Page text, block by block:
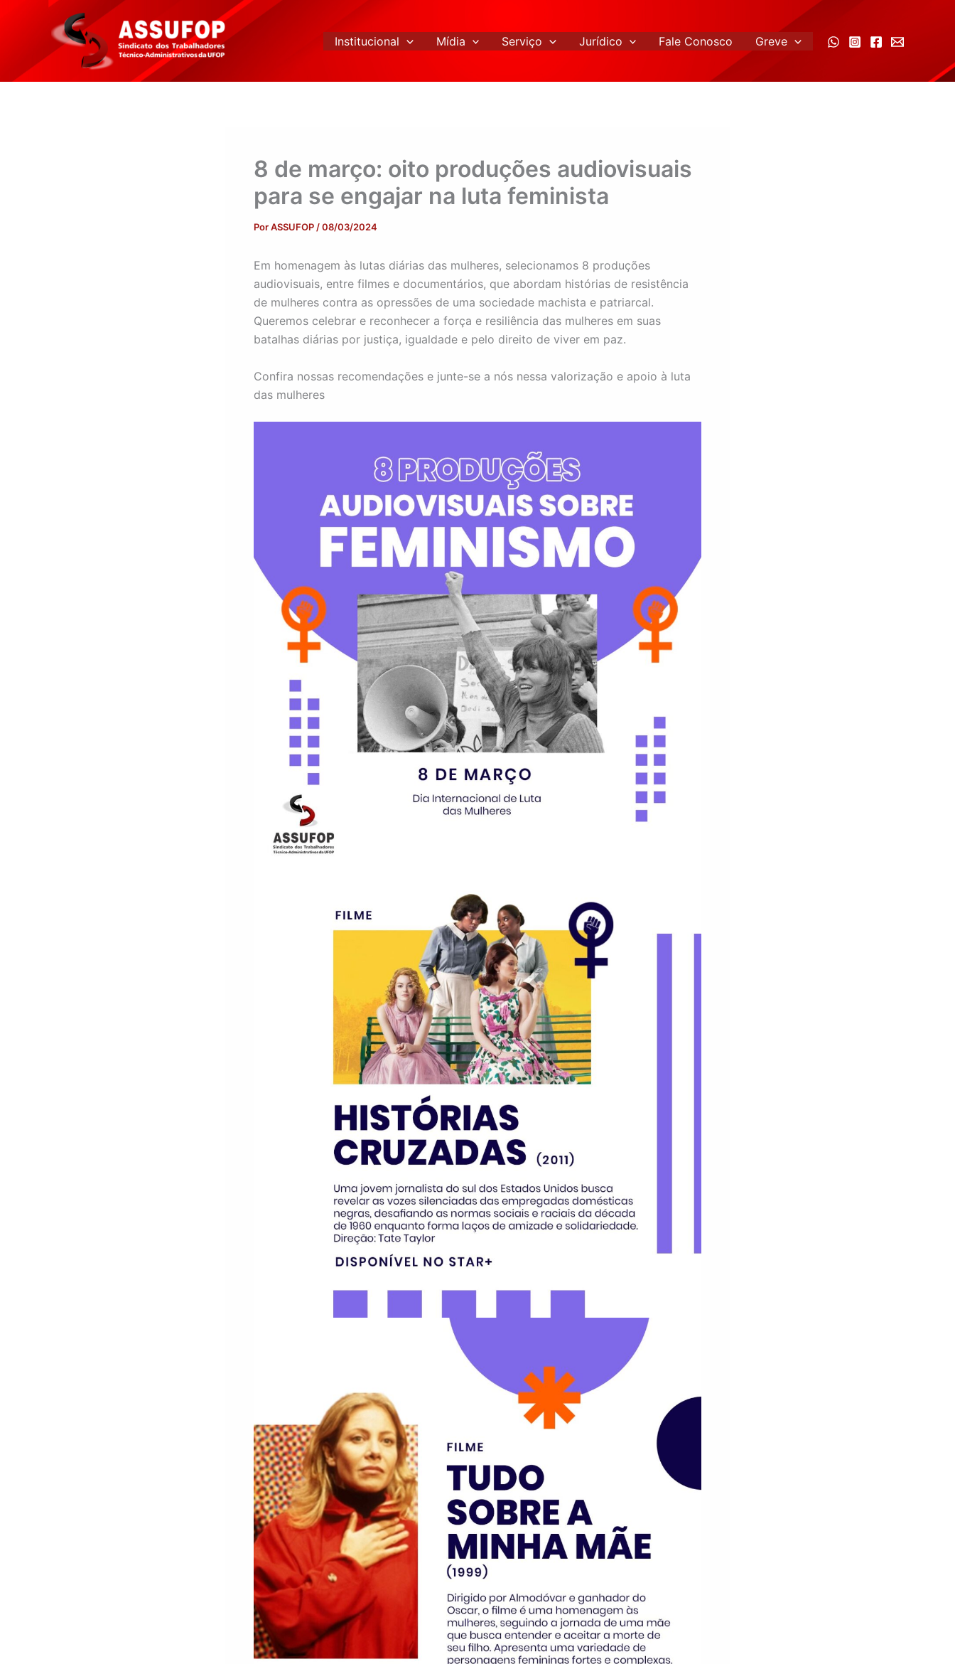
conteúdo
Institucional Mídia Serviço Jurídico Fale Conosco Greve
8 de março: oito produções audiovisuais
para se engajar na luta feminista
PorASSUFOP /08/03/2024
Em homenagem às lutas diárias das mulheres, selecionamos 8 produções
audiovisuais, entre filmes e documentários, que abordam histórias de resistência
de mulheres contra as opressões de uma sociedade machista e patriarcal.
Queremos celebrar e reconhecer a força e resiliência das mulheres em suas
batalhas diárias por justiça, igualdade e pelo direito de viver em paz.
Confira nossas recomendações e junte-se a nós nessa valorização e apoio à luta
das mulheres